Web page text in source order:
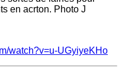
en acrton. Photo J
watch?v=u-UGyiyeKHo